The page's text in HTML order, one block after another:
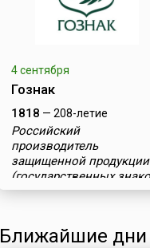
4 сентября
Гознак
1818 — 208-летие
Российский
производитель
защищенной продукции
(государственных
Ближайшие дни